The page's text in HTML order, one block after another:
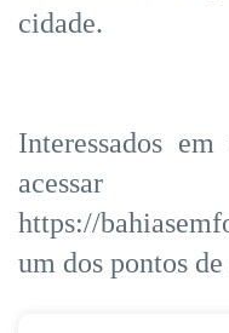
cidade.
Interessados
https://
um dos pontos